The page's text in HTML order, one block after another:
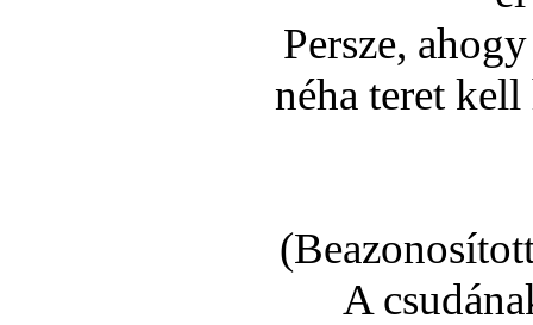
Persze,
néha teret
A